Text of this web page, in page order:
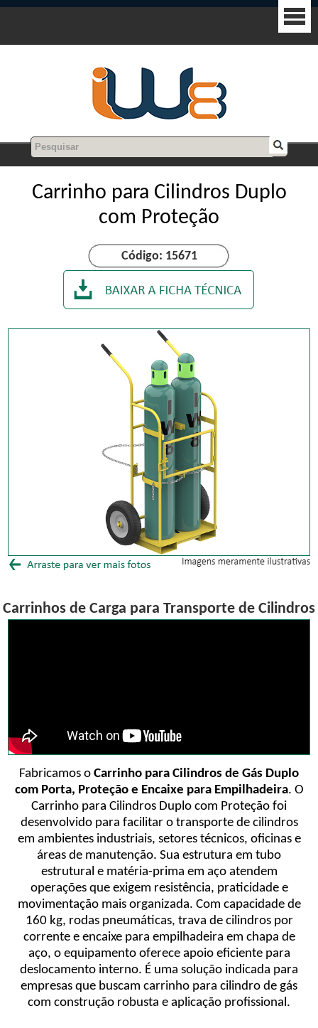
Carrinho para Cilindros Duplo
com Proteção
Código: 15671
Carrinhos de Carga para Transporte de Cilindros
Fabricamos o Carrinho para Cilindros de Gás Duplo
com Porta, Proteção e Encaixe para Empilhadeira. O
Carrinho para Cilindros Duplo com Proteção foi
desenvolvido para facilitar o transporte de cilindros
em ambientes industriais, setores técnicos, oficinas e
áreas de manutenção. Sua estrutura em tubo
estrutural e matéria-prima em aço atendem
operações que exigem resistência, praticidade e
movimentação mais organizada. Com capacidade de
160 kg, rodas pneumáticas, trava de cilindros por
corrente e encaixe para empilhadeira em chapa de
aço, o equipamento oferece apoio eficiente para
deslocamento interno. É uma solução indicada para
empresas que buscam carrinho para cilindro de gás
com construção robusta e aplicação profissional.